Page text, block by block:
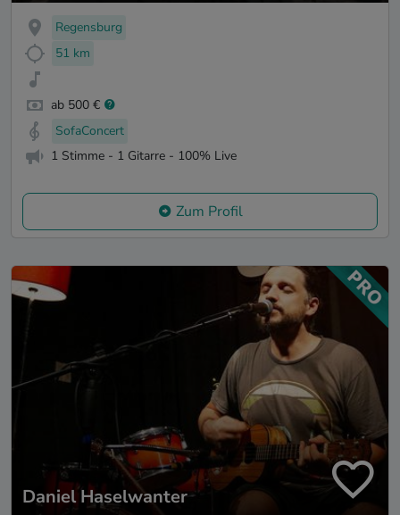
Regensburg
51 km
ab 500 €
SofaConcert
1 Stimme - 1 Gitarre - 100% Live
Zum Profil
Daniel Haselwanter